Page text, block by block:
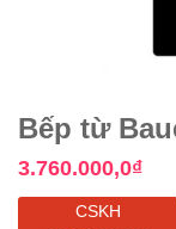
Bếp từ
3.760.000,0₫
CSKH